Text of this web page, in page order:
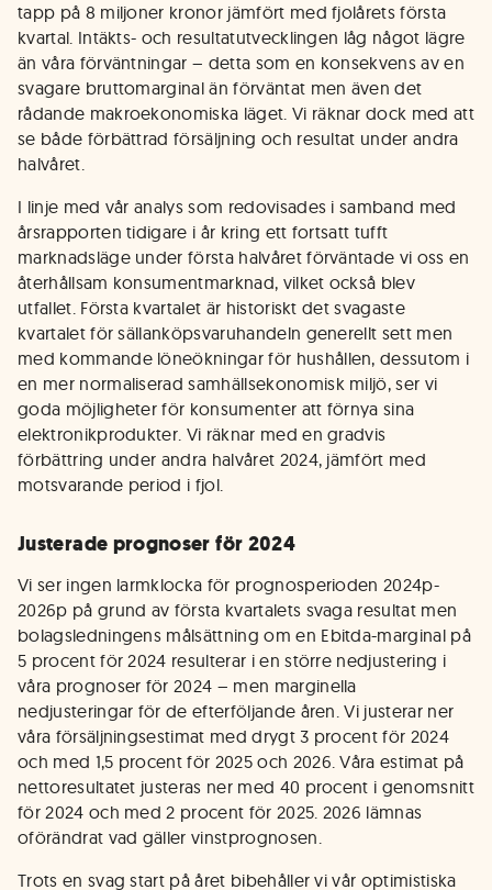
tapp på 8 miljoner kronor jämfört med fjolårets första
kvartal. Intäkts- och resultatutvecklingen låg något lägre
än våra förväntningar – detta som en konsekvens av en
svagare bruttomarginal än förväntat men även det
rådande makroekonomiska läget. Vi räknar dock med att
se både förbättrad försäljning och resultat under andra
halvåret.
I linje med vår analys som redovisades i samband med
årsrapporten tidigare i år kring ett fortsatt tufft
marknadsläge under första halvåret förväntade vi oss en
återhållsam konsumentmarknad, vilket också blev
utfallet. Första kvartalet är historiskt det svagaste
kvartalet för sällanköpsvaruhandeln generellt sett men
med kommande löneökningar för hushållen, dessutom i
en mer normaliserad samhällsekonomisk miljö, ser vi
goda möjligheter för konsumenter att förnya sina
elektronikprodukter. Vi räknar med en gradvis
förbättring under andra halvåret 2024, jämfört med
motsvarande period i fjol.
Justerade prognoser för 2024
Vi ser ingen larmklocka för prognosperioden 2024p-
2026p på grund av första kvartalets svaga resultat men
bolagsledningens målsättning om en Ebitda-marginal på
5 procent för 2024 resulterar i en större nedjustering i
våra prognoser för 2024 – men marginella
nedjusteringar för de efterföljande åren. Vi justerar ner
våra försäljningsestimat med drygt 3 procent för 2024
och med 1,5 procent för 2025 och 2026. Våra estimat på
nettoresultatet justeras ner med 40 procent i genomsnitt
för 2024 och med 2 procent för 2025. 2026 lämnas
oförändrat vad gäller vinstprognosen.
Trots en svag start på året bibehåller vi vår optimistiska